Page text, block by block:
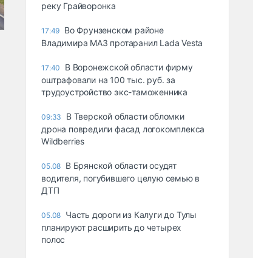
реку Грайворонка
17:49 Во Фрунзенском районе
Владимира МАЗ протаранил Lada Vesta
17:40
В Воронежской области фирму
оштрафовали на 100 тыс. руб. за
трудоустройство экс-таможенника
09:33
В Тверской области обломки
дрона повредили фасад логокомплекса
Wildberries
05.08 В Брянской области осудят
водителя, погубившего целую семью в
ДТП
05.08 Часть дороги из Калуги до Тулы
планируют расширить до четырех
полос